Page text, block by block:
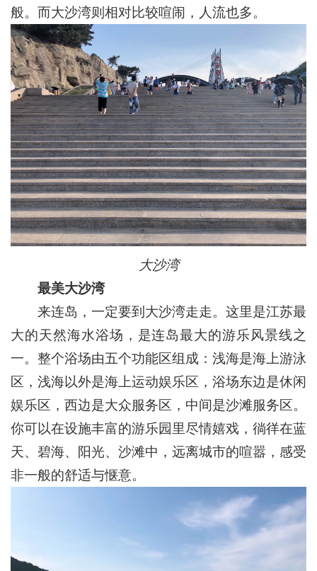
般。而大沙湾则相对比较喧闹，人流也多。
大沙湾
最美大沙湾
来连岛，一定要到大沙湾走走。这里是江苏最
大的天然海水浴场，是连岛最大的游乐风景线之
一。整个浴场由五个功能区组成：浅海是海上游泳
区，浅海以外是海上运动娱乐区，浴场东边是休闲
娱乐区，西边是大众服务区，中间是沙滩服务区。
你可以在设施丰富的游乐园里尽情嬉戏，徜徉在蓝
天、碧海、阳光、沙滩中，远离城市的喧嚣，感受
非一般的舒适与惬意。